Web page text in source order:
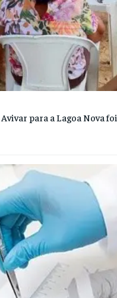
para a Lagoa Nova foi